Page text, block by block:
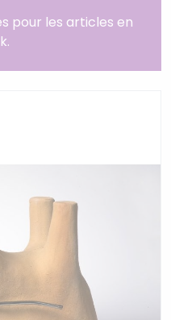
pour les articles en